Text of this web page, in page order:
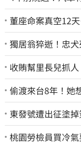
董座命案真空12
獨居翁猝逝！忠
收賄幫里長兒抓
偷渡來台8年！她
東發號遭出征塗
聲」 萬人讚：這
桃園勞檢員買冷